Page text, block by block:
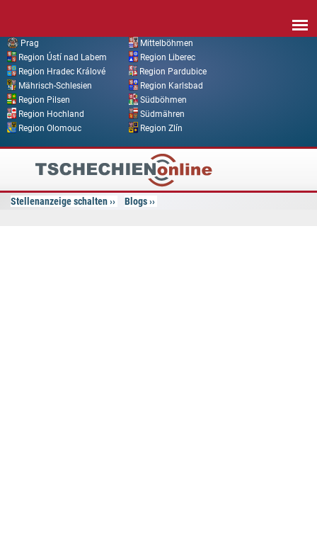
Prag
Mittelböhmen
Region Ústí nad Labem
Region Liberec
Region Hradec Králové
Region Pardubice
Mährisch-Schlesien
Region Karlsbad
Region Pilsen
Südböhmen
Region Hochland
Südmähren
Region Olomouc
Region Zlín
Tschechien
Online
Stellenanzeige schalten Blogs